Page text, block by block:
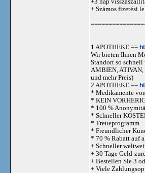
+ Számos fizetési
1 APOTHEKE ==
Wir bieten Ihnen
Standort so
AMBIEN,
und mehr Preis)
2 APOTHEKE ==
* Medikamente
* KEIN
* 100 %
* Schneller
* Treueprogramm
* Freundlicher
* 70 % Rabatt auf
+ Schneller
+ 30 Tage Geld-
+ Bestellen Sie 3
+ Viele